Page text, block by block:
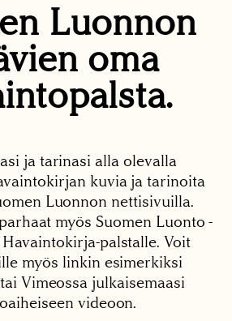
Luonnon
oma
ja tarinasi alla olevalla
kuvia ja tarinoita
Luonnon nettisivuilla.
myös Suomen Luonto -
palstalle. Voit
myös linkin esimerkiksi
Vimeossa julkaisemaasi
videoon.